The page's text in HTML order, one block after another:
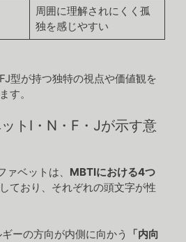
周囲に理解されにくく孤
独を感じやすい
型が持つ独特の視点や価値観を
す。
トI・N・F・Jが示す意
ベットは、 MBTIにおける4つ
ており、それぞれの頭文字が性
ーの方向が内側に向かう 「内向